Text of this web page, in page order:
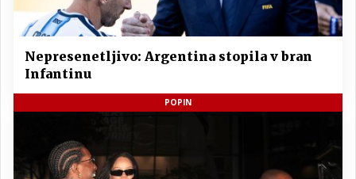
Nepresenetljivo: Argentina stopila v bran
Infantinu
POPIN